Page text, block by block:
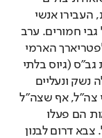
מהפרעות בסוריה. ב־1939, בזמן המאורעות, העבירו אנשי
ברעם המרונים ליהודי צפת אספקת מזון על גבי חמורים. ערב
קום המדינה נחתם הסכם בין דוד בן־גוריון לפטריארך הארמי
מרוני ערידה: המרונים גויסו לצה"ל במסגרת גב"ס (גיוס בלתי
סדירים), והיתה אפילו יחידה מרונית שקיבלה נשק ונעליים
צבאיות, אך חייליה לא נחשבו רשמית לחיילי צה"ל, אף שצה"ל
אימן אותם ופיקד עליהם. במלחמת העצמאות הם פעלו
בעצמם מעבר לקווי הגבול כדי לסייע לצה"ל. צבא דרום לבנון